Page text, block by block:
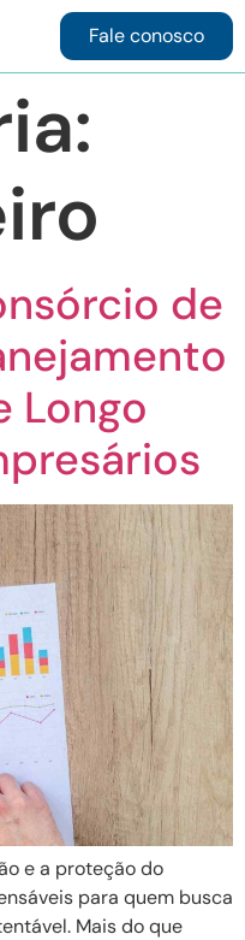
Fale conosco
de
Longo
e a proteção do
para quem busca
Mais do que